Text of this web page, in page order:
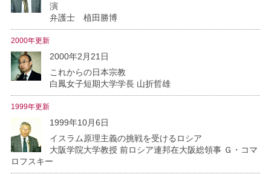
演
弁護士 植田勝博
2000年更新
2000年2月21日
これからの日本宗教
白鳳女子短期大学学長 山折哲雄
1999年更新
1999年10月6日
イスラム原理主義の挑戦を受けるロシア
大阪学院大学教授 前ロシア連邦在大阪総領事 Ｇ・コマ
ロフスキー